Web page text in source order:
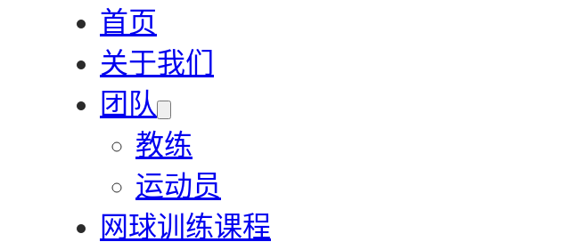
首页
关于我们
团队
教练
运动员
网球训练课程